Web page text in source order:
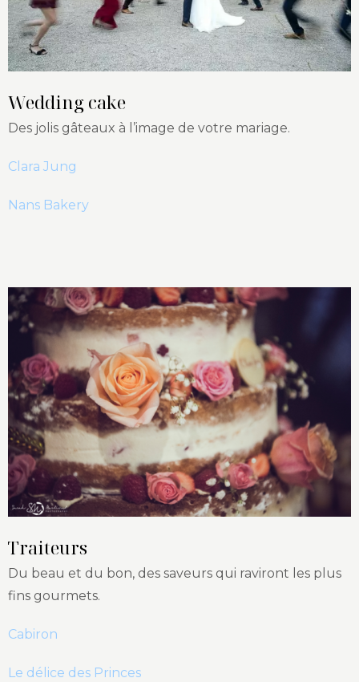
Wedding cake
Des jolis gâteaux à l’image de votre mariage.
Clara Jung
Nans Bakery
Traiteurs
Du beau et du bon, des saveurs qui raviront les plus
fins gourmets.
Cabiron
Le délice des Princes